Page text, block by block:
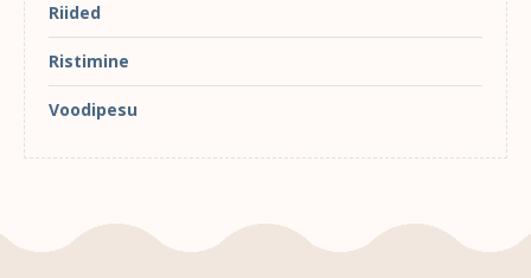
Riided
Ristimine
Voodipesu